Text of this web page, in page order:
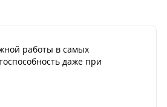
работы в самых
даже при